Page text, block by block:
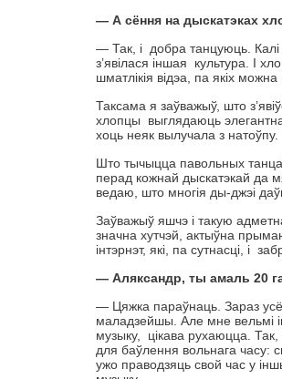
— А сёння на дыскатэках
— Так, і добра танцуюць.
з’явілася іншая культура. І
шматлікія відэа, па якіх
Таксама я заўважыў, што
хлопцы выглядаюць
хоць неяк вылучала з натоўпу.
Што тычыцца павольных
перад кожнай дыскатэкай да
ведаю, што многія ды-джэі
Заўважыў яшчэ і такую
значна хутчэй, актыўна
інтэрнэт, які, па сутнасці, і
— Аляксандр, ты амаль 20
— Цяжка параўнаць. Зараз
маладзейшы. Але мне вельмі
музыку, цікава рухаюцца.
для баўлення вольнага часу:
ужо праводзяць свой час у